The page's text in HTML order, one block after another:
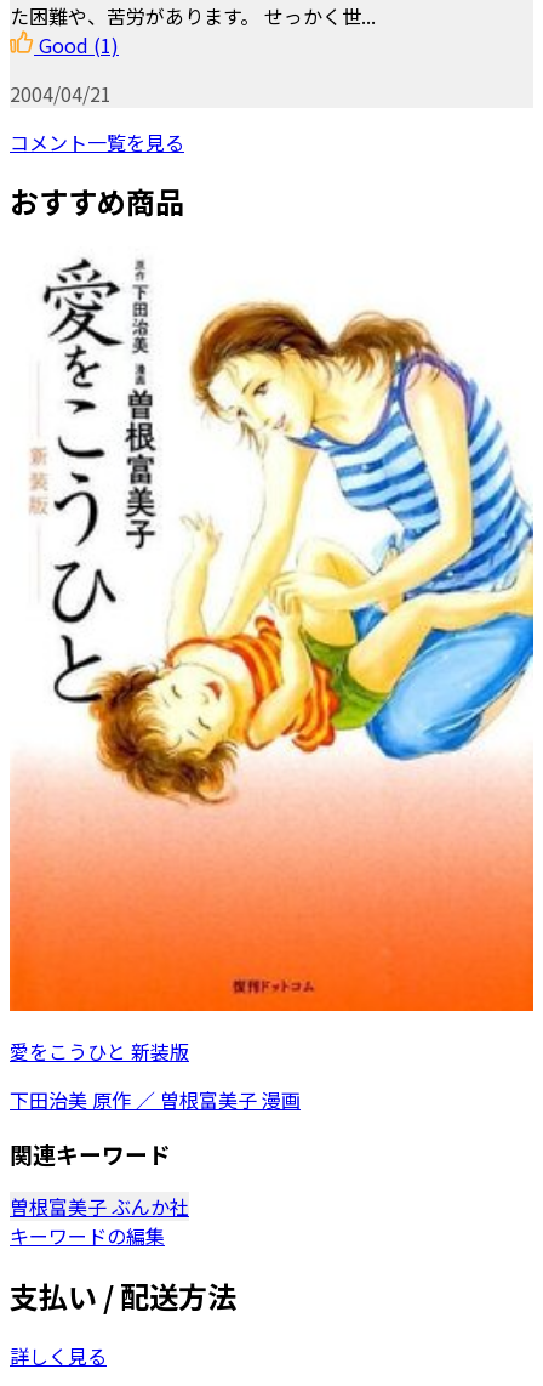
た困難や、苦労があります。 せっかく世...
Good (1)
2004/04/21
コメント一覧を見る
おすすめ商品
愛をこうひと 新装版
下田治美 原作 ／ 曽根富美子 漫画
関連キーワード
曽根富美子ぶんか社
キーワードの編集
支払い / 配送方法
詳しく見る